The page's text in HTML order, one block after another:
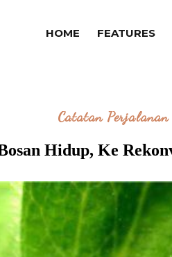
HOME FEATURES
Catatan Perjalanan
Hidup, Ke